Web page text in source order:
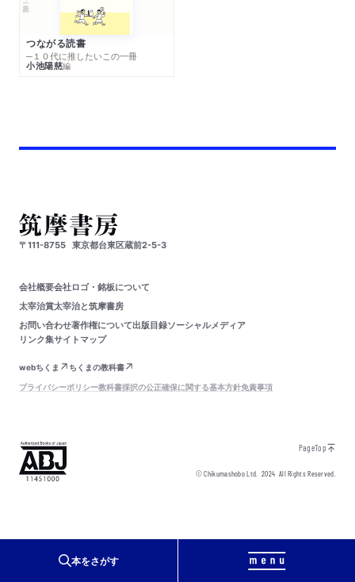
本をさがす
つながる読書
─１０代に推したいこの一冊
小池陽慈編
〒111-8755 東京都台東区蔵前2-5-3
会社概要会社ロゴ・銘板について
太宰治賞太宰治と筑摩書房
お問い合わせ著作権について出版目録ソーシャルメディア
リンク集サイトマップ
webちくま
ちくまの教科書
プライバシーポリシー教科書採択の公正確保に関する基本方針免責事項
PageTop
© Chikumashobo Ltd.2024 All Rights Reserved.